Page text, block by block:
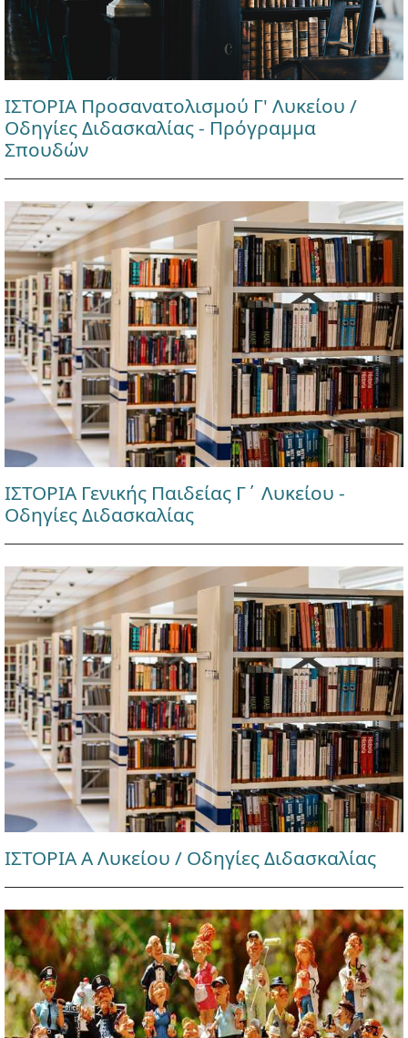
ΙΣΤΟΡΙΑ Προσανατολισμού Γ' Λυκείου /
Οδηγίες Διδασκαλίας - Πρόγραμμα
Σπουδών
ΙΣΤΟΡΙΑ Γενικής Παιδείας Γ΄ Λυκείου -
Οδηγίες Διδασκαλίας
ΙΣΤΟΡΙΑ Α Λυκείου / Οδηγίες Διδασκαλίας